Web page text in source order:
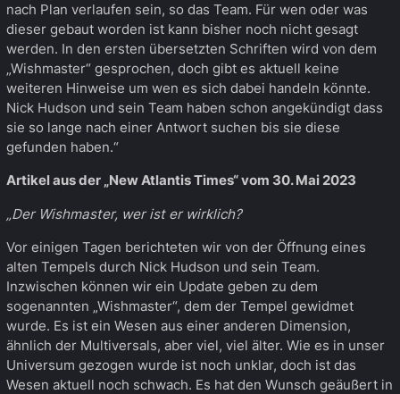
nach Plan verlaufen sein, so das Team. Für wen oder was
dieser gebaut worden ist kann bisher noch nicht gesagt
werden. In den ersten übersetzten Schriften wird von dem
„Wishmaster“ gesprochen, doch gibt es aktuell keine
weiteren Hinweise um wen es sich dabei handeln könnte.
Nick Hudson und sein Team haben schon angekündigt dass
sie so lange nach einer Antwort suchen bis sie diese
gefunden haben.“
Artikel aus der „New Atlantis Times“ vom 30. Mai 2023
„Der Wishmaster, wer ist er wirklich?
Vor einigen Tagen berichteten wir von der Öffnung eines
alten Tempels durch Nick Hudson und sein Team.
Inzwischen können wir ein Update geben zu dem
sogenannten „Wishmaster“, dem der Tempel gewidmet
wurde. Es ist ein Wesen aus einer anderen Dimension,
ähnlich der Multiversals, aber viel, viel älter. Wie es in unser
Universum gezogen wurde ist noch unklar, doch ist das
Wesen aktuell noch schwach. Es hat den Wunsch geäußert in